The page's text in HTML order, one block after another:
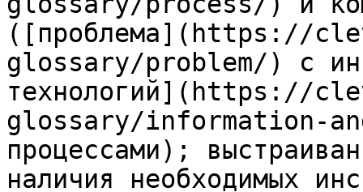
([проблема](https://
glossary/problem/) с
технологий](https://
glossary/information-
процессами);
наличия необходимых